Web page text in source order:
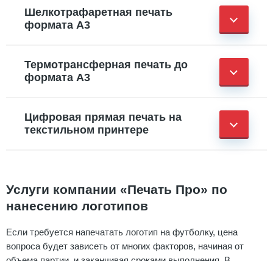
Шелкотрафаретная печать
формата А3
Термотрансферная печать до
формата А3
Цифровая прямая печать на
текстильном принтере
Услуги компании «Печать Про» по
нанесению логотипов
Если требуется напечатать логотип на футболку, цена
вопроса будет зависеть от многих факторов, начиная от